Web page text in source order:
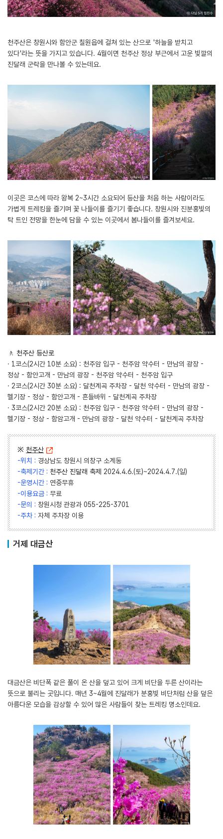
천주산은 창원시와 함안군 칠원읍에 걸쳐 있는 산으로 '하늘을 받치고
있다'라는 뜻을 가지고 있습니다. 4월이면 천주산 정상 부근에서 고운 빛깔의
진달래 군락을 만나볼 수 있는데요.
이곳은 코스에 따라 왕복 2~3시간 소요되어 등산을 처음 하는 사람이라도
가볍게 트레킹을 즐기며 꽃 나들이를 즐기기 좋습니다. 창원시와 진분홍빛의
탁 트인 전망을 한눈에 담을 수 있는 이곳에서 봄나들이를 즐겨보세요.
🚶 ‍ 천주산 등산로
· 1코스(2시간 10분 소요) : 천주암 입구 - 천주암 약수터 - 만남의 광장 -
정상 - 함안고개 - 만남의 광장 - 천주암 약수터 - 천주암 입구
· 2코스(2시간 30분 소요) : 달천계곡 주차장 - 달천 약수터 - 만남의 광장 -
헬기장 - 정상 - 함안고개 - 흔들바위 - 달천계곡 주차장
· 3코스(2시간 20분 소요) : 천주암 입구 - 천주암 약수터 - 만남의 광장 -
헬기장 - 정상 - 함암고개 - 만남의 광장 - 달천 약수터 - 달천계곡 주차장
※ 천주산
-위치 : 경상남도 창원시 의창구 소계동
-축제기간 : 천주산 진달래 축제 2024.4.6.(토)~2024.4.7.(일)
-운영시간 : 연중무휴
-이용요금 : 무료
-문의 : 창원시청 관광과 055-225-3701
-주차 : 자체 주차장 이용
거제 대금산
대금산은 비단폭 같은 풀이 온 산을 덮고 있어 크게 비단을 두른 산이라는
뜻으로 불리는 곳입니다. 매년 3~4월에 진달래가 분홍빛 비단처럼 산을 덮은
아름다운 모습을 감상할 수 있어 많은 사람들이 찾는 트레킹 명소인데요.